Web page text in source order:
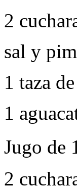
2
sal y
1 taza
1
Jugo
2